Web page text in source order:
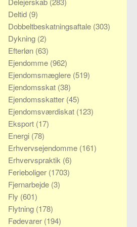
Deltid (9)
Dobbeltbeskatningsaftale (303)
Dykning (2)
Efterløn (63)
Ejendomme (962)
Ejendomsmæglere (519)
Ejendomsskat (38)
Ejendomsskatter (45)
Ejendomsværdiskat (123)
Eksport (17)
Energi (78)
Erhvervsejendomme (161)
Erhvervspraktik (6)
Ferieboliger (1703)
Fjernarbejde (3)
Fly (601)
Flytning (178)
Fødevarer (194)